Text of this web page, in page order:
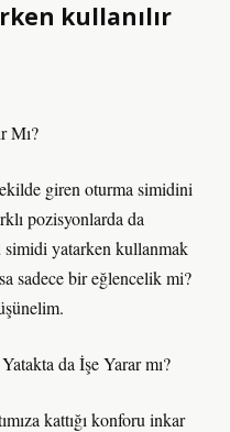
kullanılır
Mı?
giren oturma simidini
pozisyonlarda da
yatarken kullanmak
sadece bir eğlencelik mi?
da İşe Yarar mı?
kattığı konforu inkar